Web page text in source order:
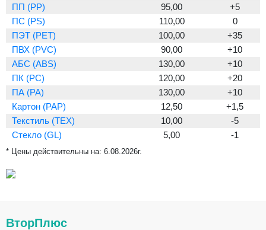
ПП (PP)
95,00
+5
ПС (PS)
110,00
0
ПЭТ (PET)
100,00
+35
ПВХ (PVC)
90,00
+10
АБС (ABS)
130,00
+10
ПК (PC)
120,00
+20
ПА (PA)
130,00
+10
Картон (PAP)
12,50
+1,5
Текстиль (TEX)
10,00
-5
Стекло (GL)
5,00 -1
* Цены действительны на: 6.08.2026г.
ВторПлюс